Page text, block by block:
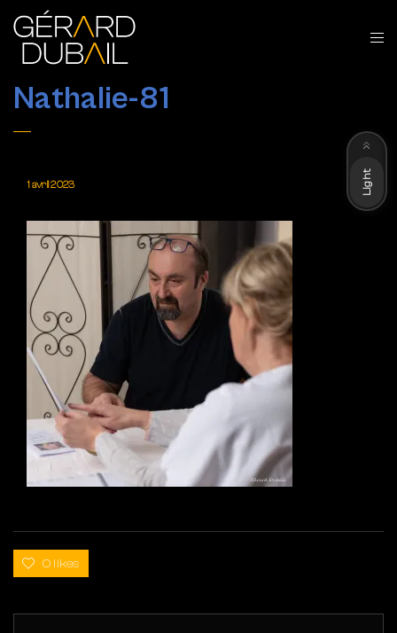
Nathalie-81
1 avril 2023
0 likes
Light
Dark